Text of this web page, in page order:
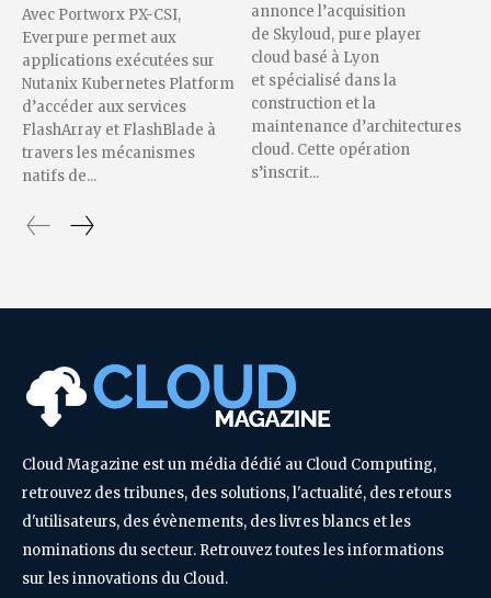
Avec Portworx PX-CSI,
Everpure permet aux
applications exécutées sur
Nutanix Kubernetes Platform
d’accéder aux services
FlashArray et FlashBlade à
travers les mécanismes
natifs de...
annonce l’acquisition
de Skyloud, pure player
cloud basé à Lyon
et spécialisé dans la
construction et la
maintenance d’architectures
cloud. Cette opération
s’inscrit...
Cloud Magazine est un média dédié au Cloud Computing,
retrouvez des tribunes, des solutions, l'actualité, des retours
d'utilisateurs, des évènements, des livres blancs et les
nominations du secteur. Retrouvez toutes les informations
sur les innovations du Cloud.